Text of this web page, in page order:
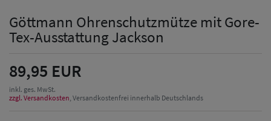
Göttmann Ohrenschutzmütze mit Gore-
Tex-Ausstattung Jackson
89,95 EUR
inkl. ges. MwSt.
zzgl. Versandkosten , Versandkostenfrei innerhalb Deutschlands